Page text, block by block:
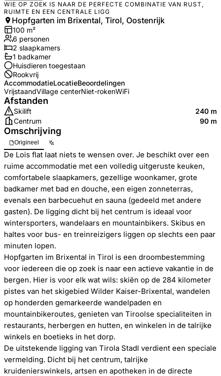
WIE OP ZOEK IS NAAR DE PERFECTE COMBINATIE VAN RUST,
RUIMTE EN EEN CENTRALE LIGG
Hopfgarten im Brixental, Tirol, Oostenrijk
100 m²
6 personen
2 slaapkamers
1 badkamer
Huisdieren toegestaan
Rookvrij
AccommodatieLocatieBeoordelingen
VrijstaandVillage centerNiet-rokenWiFi
Afstanden
Skilift
240 m
Centrum
90 m
Omschrijving
Origineel
De Lois flat laat niets te wensen over. Je beschikt over een
ruime accommodatie met een volledig uitgeruste keuken,
comfortabele slaapkamers, gezellige woonkamer, grote
badkamer met bad en douche, een eigen zonneterras,
evenals een barbecuehut en sauna (gedeeld met andere
gasten). De ligging dicht bij het centrum is ideaal voor
wintersporters, wandelaars en mountainbikers. Skibus en
haltes voor bus- en treinreizigers liggen op slechts een paar
minuten lopen.
Hopfgarten im Brixental in Tirol is een droombestemming
voor iedereen die op zoek is naar een actieve vakantie in de
bergen. Hier is voor elk wat wils: skiën op de 284 kilometer
pistes van het skigebied Wilder Kaiser-Brixental, wandelen
op honderden gemarkeerde wandelpaden en
mountainbikeroutes, genieten van Tiroolse specialiteiten in
restaurants, herbergen en hutten, en winkelen in de talrijke
winkels en boetieks in het dorp.
De uitstekende ligging van Tirola Stadl verdient een speciale
vermelding. Dicht bij het centrum, talrijke
kruidenierswinkels, artsen en apotheken in de directe